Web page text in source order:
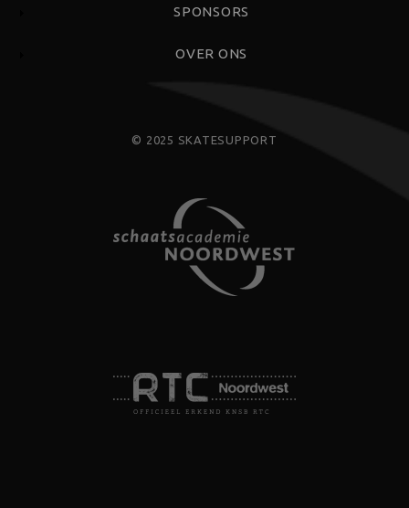
SPONSORS
OVER ONS
© 2025 SKATESUPPORT